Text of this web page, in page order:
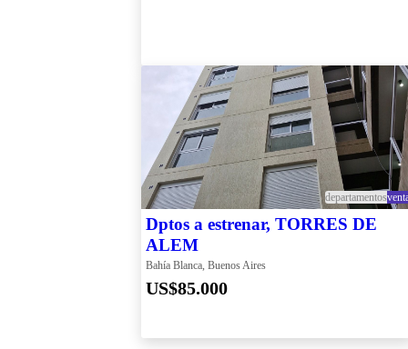
departamentos
Dptos a estrenar, TORRES DE
ALEM
Bahía Blanca, Buenos Aires
US$85.000